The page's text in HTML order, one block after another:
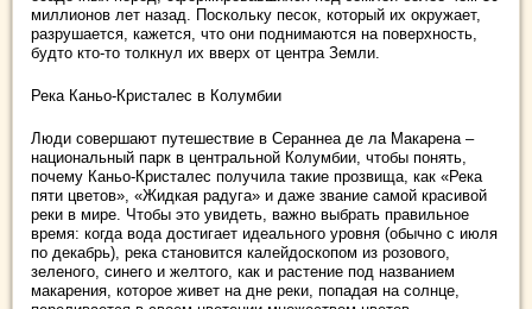
миллионов лет назад. Поскольку песок, который их окружает,
разрушается, кажется, что они поднимаются на поверхность,
будто кто-то толкнул их вверх от центра Земли.
Река Каньо-Кристалес в Колумбии
Люди совершают путешествие в Сераннеа де ла Макарена –
национальный парк в центральной Колумбии, чтобы понять,
почему Каньо-Кристалес получила такие прозвища, как «Река
пяти цветов», «Жидкая радуга» и даже звание самой красивой
реки в мире. Чтобы это увидеть, важно выбрать правильное
время: когда вода достигает идеального уровня (обычно с июля
по декабрь), река становится калейдоскопом из розового,
зеленого, синего и желтого, как и растение под названием
макарения, которое живет на дне реки, попадая на солнце,